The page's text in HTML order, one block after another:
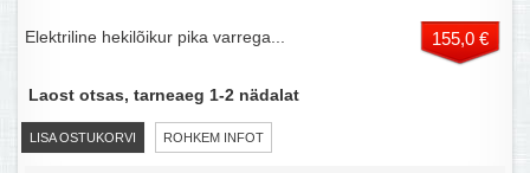
Elektriline hekilõikur pika varrega... 155,0 €
LISA OSTUKORVI ROHKEM INFOT
Laost otsas, tarneaeg 1-2 nädalat